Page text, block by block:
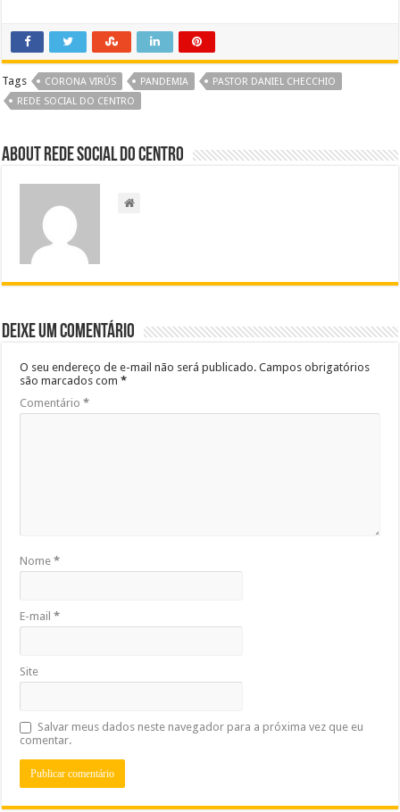
Tags CORONA VIRÚS PANDEMIA
PASTOR DANIEL CHECCHIO
REDE SOCIAL DO CENTRO
About Rede Social do Centro
Deixe um comentário
O seu endereço de e-mail não será publicado. Campos obrigatórios
são marcados com*
Comentário*
Nome*
E-mail*
Site
Salvar meus dados neste navegador para a próxima vez que eu
comentar.